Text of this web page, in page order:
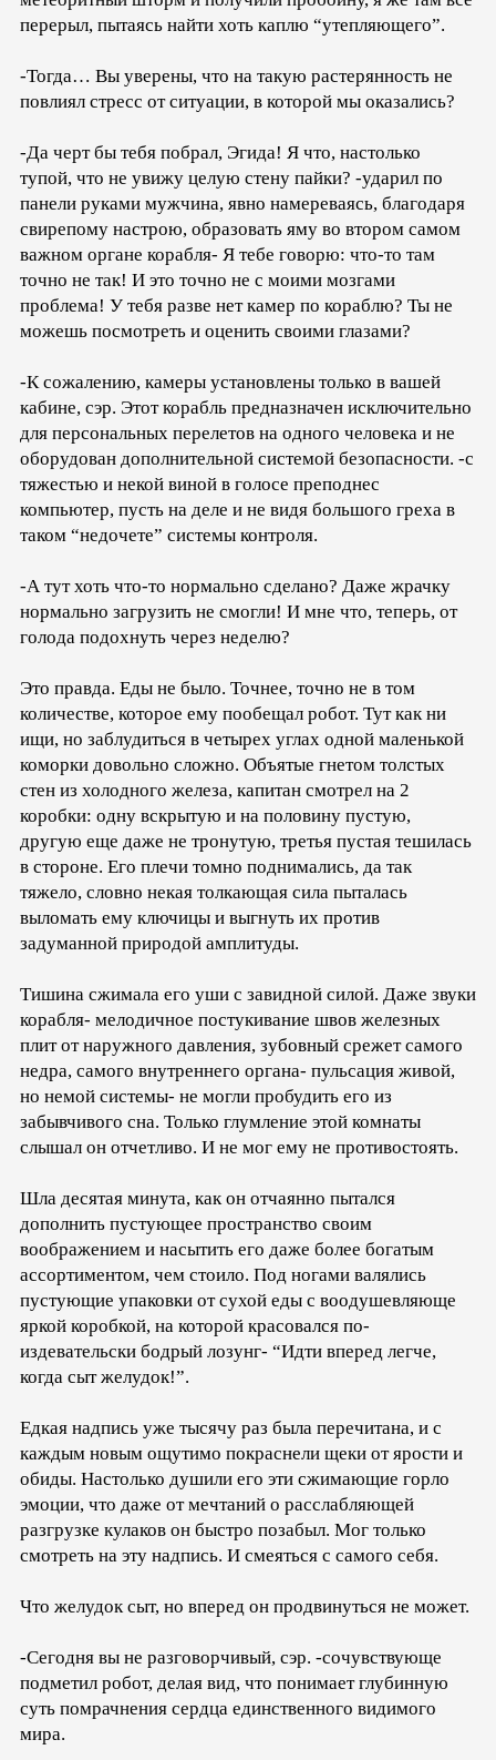
перерыл, пытаясь найти хоть каплю “утепляющего”.
-Тогда… Вы уверены, что на такую растерянность не
повлиял стресс от ситуации, в которой мы оказались?
-Да черт бы тебя побрал, Эгида! Я что, настолько
тупой, что не увижу целую стену пайки? -ударил по
панели руками мужчина, явно намереваясь, благодаря
свирепому настрою, образовать яму во втором самом
важном органе корабля- Я тебе говорю: что-то там
точно не так! И это точно не с моими мозгами
проблема! У тебя разве нет камер по кораблю? Ты не
можешь посмотреть и оценить своими глазами?
-К сожалению, камеры установлены только в вашей
кабине, сэр. Этот корабль предназначен исключительно
для персональных перелетов на одного человека и не
оборудован дополнительной системой безопасности. -с
тяжестью и некой виной в голосе преподнес
компьютер, пусть на деле и не видя большого греха в
таком “недочете” системы контроля.
-А тут хоть что-то нормально сделано? Даже жрачку
нормально загрузить не смогли! И мне что, теперь, от
голода подохнуть через неделю?
Это правда. Еды не было. Точнее, точно не в том
количестве, которое ему пообещал робот. Тут как ни
ищи, но заблудиться в четырех углах одной маленькой
коморки довольно сложно. Объятые гнетом толстых
стен из холодного железа, капитан смотрел на 2
коробки: одну вскрытую и на половину пустую,
другую еще даже не тронутую, третья пустая тешилась
в стороне. Его плечи томно поднимались, да так
тяжело, словно некая толкающая сила пыталась
выломать ему ключицы и выгнуть их против
задуманной природой амплитуды.
Тишина сжимала его уши с завидной силой. Даже звуки
корабля- мелодичное постукивание швов железных
плит от наружного давления, зубовный срежет самого
недра, самого внутреннего органа- пульсация живой,
но немой системы- не могли пробудить его из
забывчивого сна. Только глумление этой комнаты
слышал он отчетливо. И не мог ему не противостоять.
Шла десятая минута, как он отчаянно пытался
дополнить пустующее пространство своим
воображением и насытить его даже более богатым
ассортиментом, чем стоило. Под ногами валялись
пустующие упаковки от сухой еды с воодушевляюще
яркой коробкой, на которой красовался по-
издевательски бодрый лозунг- “Идти вперед легче,
когда сыт желудок!”.
Едкая надпись уже тысячу раз была перечитана, и с
каждым новым ощутимо покраснели щеки от ярости и
обиды. Настолько душили его эти сжимающие горло
эмоции, что даже от мечтаний о расслабляющей
разгрузке кулаков он быстро позабыл. Мог только
смотреть на эту надпись. И смеяться с самого себя.
Что желудок сыт, но вперед он продвинуться не может.
-Сегодня вы не разговорчивый, сэр. -сочувствующе
подметил робот, делая вид, что понимает глубинную
суть помрачнения сердца единственного видимого
мира.